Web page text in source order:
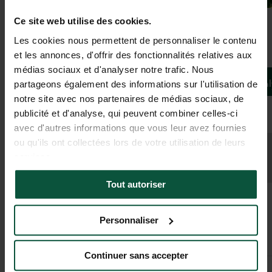
Ce site web utilise des cookies.
Les cookies nous permettent de personnaliser le contenu
et les annonces, d'offrir des fonctionnalités relatives aux
médias sociaux et d'analyser notre trafic. Nous
partageons également des informations sur l'utilisation de
notre site avec nos partenaires de médias sociaux, de
publicité et d'analyse, qui peuvent combiner celles-ci
avec d'autres informations que vous leur avez fournies
ou qu'ils ont collectées lors de votre utilisation de leurs
Tout autoriser
Personnaliser
Continuer sans accepter
Galerie
Camping Le Petit Bocage
ESSARTS-EN-BOCAGE, Pays de la Loire, France
Camping
(1 avis )
Ouverture
Pour être à proximité d’activités, de sites préservés ou historiques